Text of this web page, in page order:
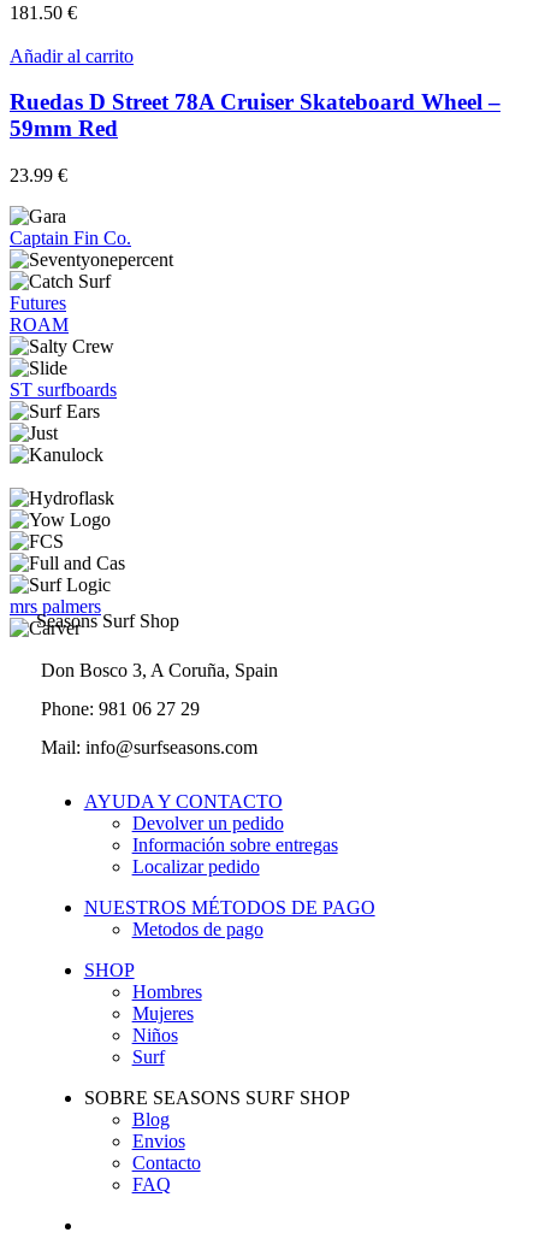
181.50 €
Añadir al carrito
Ruedas D Street 78A Cruiser Skateboard Wheel –
59mm Red
23.99 €
Captain Fin Co.
Futures
ROAM
ST surfboards
mrs palmers
Seasons Surf Shop
Don Bosco 3, A Coruña, Spain
Phone: 981 06 27 29
Mail: info@surfseasons.com
AYUDA Y CONTACTO
Devolver un pedido
Información sobre entregas
Localizar pedido
NUESTROS MÉTODOS DE PAGO
Metodos de pago
SHOP
Hombres
Mujeres
Niños
Surf
SOBRE SEASONS SURF SHOP
Blog
Envios
Contacto
FAQ